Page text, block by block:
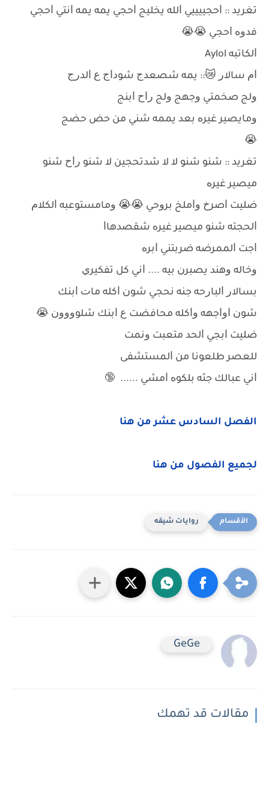
ﺗﻐﺮﻳﺪ :: ﺍﺣﺠﻴﻴﻴﻴﻲ ﺍﻟﻠﻪ ﻳﺨﻠﻴﺞ ﺍﺣﺠﻲ ﻳﻤﻪ ﻳﻤﻪ ﺍﻧﺘﻲ ﺍﺣﺠﻲ
ﻓﺪﻭﻩ ﺍﺣﺠﻲ 😭😭
ﺍﻟﻜﺎﺗﺒﻪ Aylol
ﺍﻡ ﺳﺎﻻﺭ 😿:: ﻳﻤﻪ ﺷﺼﻌﺪﺝ ﺷﻮﺩﺍﺝ ﻉ ﺍﻟﺪﺭﺝ
ﻭﻟﺞ ﺻﺨﻤﺘﻲ ﻭﺟﻬﺞ ﻭﻟﺞ ﺭﺍﺡ ﺍﺑﻨﺞ
ﻭﻣﺎﻳﺼﻴﺮ ﻏﻴﺮﻩ ﺑﻌﺪ ﻳﻤﻤﻪ ﺷﻨﻲ ﻣﻦ ﺣﺾ ﺣﻀﺞ
😭
ﺗﻐﺮﻳﺪ :: ﺷﻨﻮ ﺷﻨﻮ ﻻ ﻻ ﺷﺪﺗﺤﺠﻴﻦ ﻻ ﺷﻨﻮ ﺭﺍﺡ ﺷﻨﻮ
ﻣﻴﺼﻴﺮ ﻏﻴﺮﻩ
ﺿﻠﻴﺖ ﺍﺻﺮﺥ ﻭﺍﻣﻠﺦ ﺑﺮﻭﺣﻲ 😭😭 ﻭﻣﺎﻣﺴﺘﻮﻋﺒﻪ ﺍﻟﻜﻼﻡ
ﺍﻟﺤﺠﺘﻪ ﺷﻨﻮ ﻣﻴﺼﻴﺮ ﻏﻴﺮﻩ ﺷﻘﺼﺪﻫﺎﺍ
ﺍﺟﺖ ﺍﻟﻤﻤﺮﺿﻪ ﺿﺮﺑﺘﻨﻲ ﺍﺑﺮﻩ
ﻭﺧﺎﻟﻪ ﻭﻫﻨﺪ ﻳﺼﺒﺮﻥ ﺑﻴﻪ .... ﺍﻧﻲ ﻛﻞ ﺗﻔﻜﻴﺮﻱ
ﺑﺴﺎﻻﺭ ﺍﻟﺒﺎﺭﺣﻪ ﺟﻨﻪ ﻧﺤﺠﻲ ﺷﻮﻥ ﺍﻛﻠﻪ ﻣﺎﺕ ﺍﺑﻨﻚ
ﺷﻮﻥ ﺍﻭﺍﺟﻬﻪ ﻭﺍﻛﻠﻪ ﻣﺤﺎﻓﻀﺖ ﻉ ﺍﺑﻨﻚ ﺷﻠﻮﻭﻭﻭﻥ 😭
ﺿﻠﻴﺖ ﺍﺑﺠﻲ ﺍﻟﺤﺪ ﻣﺘﻌﺒﺖ ﻭﻧﻤﺖ
ﻟﻠﻌﺼﺮ ﻃﻠﻌﻮﻧﺎ ﻣﻦ ﺍﻟﻤﺴﺘﺸﻔﻰ
ﺍﻧﻲ ﻋﺒﺎﻟﻚ ﺟﺜﻪ ﺑﻠﻜﻮﻩ ﺍﻣﺸﻲ ...... 🔞
الفصل السادس عشر من هنا
لجميع الفصول من هنا
روايات شيقه
GeGe
مقالات قد تهمك